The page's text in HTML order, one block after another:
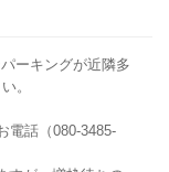
ーキングが近隣多
。
電話（080-3485-